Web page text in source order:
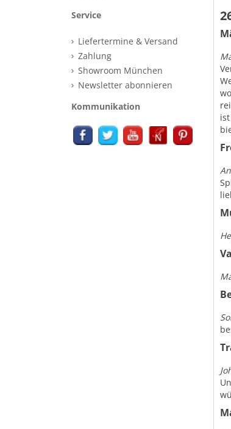
Service
Liefertermine & Versand
Zahlung
Showroom München
Newsletter abonnieren
Kommunikation